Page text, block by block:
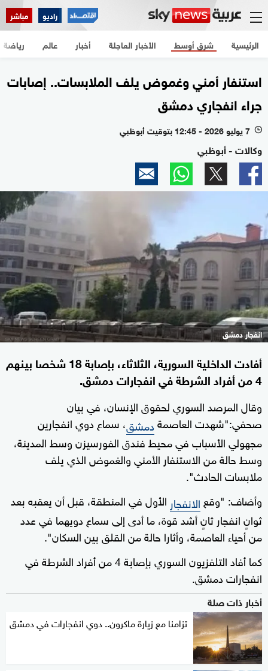
راديو مباشر
الرئيسية الأخبار العاجلة أخبار شرق أوسط عالم رياضة
استنفار أمني وغموض يلف الملابسات.. إصابات
جراء انفجاري دمشق
l 7 يوليو 2026 - 12:45 بتوقيت أبوظبي
وكالات - أبوظبي
انفجار دمشق
أفادت الداخلية السورية، الثلاثاء، بإصابة 18 شخصا بينهم
4 من أفراد الشرطة في انفجارات دمشق.
وقال المرصد السوري لحقوق الإنسان، في بيان
صحفي:"شهدت العاصمةدمشق، سماع دوي انفجارين
مجهولي الأسباب في محيط فندق الفورسيزن وسط المدينة،
وسط حالة من الاستنفار الأمني والغموض الذي يلف
ملابسات الحادث".
وأضاف: "وقع الانفجار الأول في المنطقة، قبل أن يعقبه بعد
ثوانٍ انفجار ثانٍ أشد قوة، ما أدى إلى سماع دويهما في عدد
من أحياء العاصمة، وأثارا حالة من القلق بين السكان".
كما أفاد التلفزيون السوري بإصابة 4 من أفراد الشرطة في
انفجارات دمشق.
أخبار ذات صلة
تزامنا مع زيارة ماكرون.. دوي انفجارات في دمشق